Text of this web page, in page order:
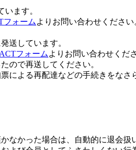
ます。
フォーム よりお問い合わせください
送しています。
フォーム よりお問い合わせくだ
ので再送してください。
による再配達などの手続きをな
なかった場合は、自動的に退会扱